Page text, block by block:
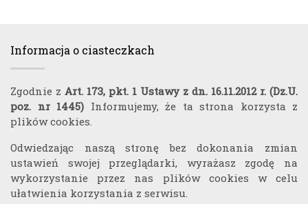
Informacja o ciasteczkach
Zgodnie z Art. 173, pkt. 1 Ustawy z dn. 16.11.2012 r. (Dz.U.
poz. nr 1445) Informujemy, że ta strona korzysta z
plików cookies.
Odwiedzając naszą stronę bez dokonania zmian
ustawień swojej przeglądarki, wyrażasz zgodę na
wykorzystanie przez nas plików cookies w celu
ułatwienia korzystania z serwisu.